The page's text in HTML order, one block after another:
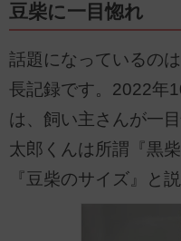
豆柴に一目惚れ
話題になっているの
長記録です。2022年
は、飼い主さんが一
太郎くんは所謂『黒
『豆柴のサイズ』と